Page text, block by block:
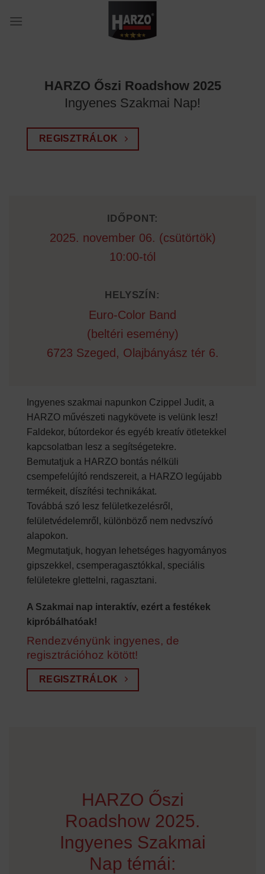
HARZO Őszi Roadshow 2025
Ingyenes Szakmai Nap!
REGISZTRÁLOK
IDŐPONT:
2025. november 06. (csütörtök)
10:00-tól
HELYSZÍN:
Euro-Color Band
(beltéri esemény)
6723 Szeged, Olajbányász tér 6.
Ingyenes szakmai napunkon Czippel Judit, a
HARZO művészeti nagykövete is velünk lesz!
Faldekor, bútordekor és egyéb kreatív ötletekkel
kapcsolatban lesz a segítségetekre.
Bemutatjuk a HARZO bontás nélküli
csempefelújító rendszereit, a HARZO legújabb
termékeit, díszítési technikákat.
Továbbá szó lesz felületkezelésről,
felületvédelemről, különböző nem nedvszívó
alapokon.
Megmutatjuk, hogyan lehetséges hagyományos
gipszekkel, csemperagasztókkal, speciális
felületekre glettelni, ragasztani.
A Szakmai nap interaktív, ezért a festékek
kipróbálhatóak!
Rendezvényünk ingyenes, de
regisztrációhoz kötött!
REGISZTRÁLOK
HARZO Őszi
Roadshow 2025.
Ingyenes Szakmai
Nap témái: